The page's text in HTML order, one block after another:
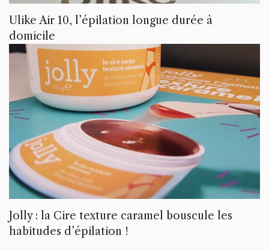
Ulike Air 10, l’épilation longue durée à
domicile
Jolly : la Cire texture caramel bouscule les
habitudes d’épilation !